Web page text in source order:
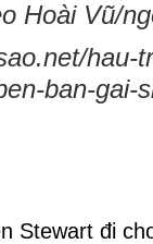
Hoài Vũ/
hau-
ban-gai-
Stewart đi